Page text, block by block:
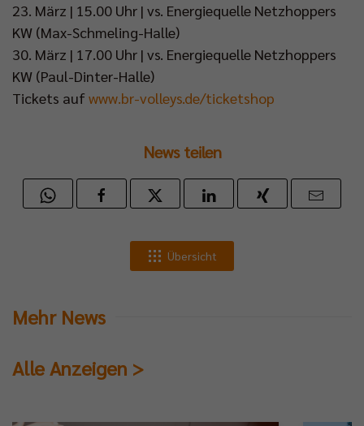
23. März | 15.00 Uhr | vs. Energiequelle Netzhoppers
KW (Max-Schmeling-Halle)
30. März | 17.00 Uhr | vs. Energiequelle Netzhoppers
KW (Paul-Dinter-Halle)
Tickets auf www.br-volleys.de/ticketshop
News teilen
Übersicht
Mehr News
Alle Anzeigen >